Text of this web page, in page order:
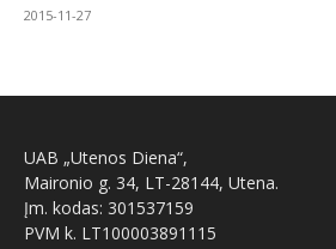
2015-11-27
UAB „Utenos Diena“,
Maironio g. 34, LT-28144, Utena.
Įm. kodas: 301537159
PVM k. LT100003891115